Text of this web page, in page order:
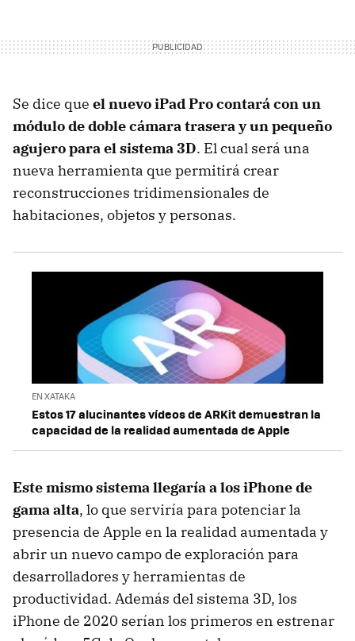
Se dice que el nuevo iPad Pro contará con un
módulo de doble cámara trasera y un pequeño
agujero para el sistema 3D. El cual será una
nueva herramienta que permitirá crear
reconstrucciones tridimensionales de
habitaciones, objetos y personas.
EN XATAKA
Estos 17 alucinantes vídeos de ARKit demuestran la
capacidad de la realidad aumentada de Apple
Este mismo sistema llegaría a los iPhone de
gama alta, lo que serviría para potenciar la
presencia de Apple en la realidad aumentada y
abrir un nuevo campo de exploración para
desarrolladores y herramientas de
productividad. Además del sistema 3D, los
iPhone de 2020 serían los primeros en estrenar